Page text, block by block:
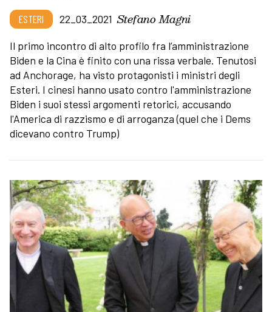
ESTERI 22_03_2021 Stefano Magni
Il primo incontro di alto profilo fra l’amministrazione
Biden e la Cina è finito con una rissa verbale. Tenutosi
ad Anchorage, ha visto protagonisti i ministri degli
Esteri. I cinesi hanno usato contro l'amministrazione
Biden i suoi stessi argomenti retorici, accusando
l'America di razzismo e di arroganza (quel che i Dems
dicevano contro Trump)